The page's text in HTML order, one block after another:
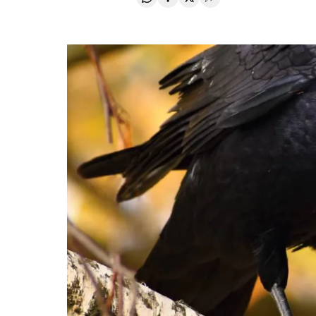
Compartir en Whatsapp
Compartir en Facebook
Compartir en Twitter
Desplegar Redes